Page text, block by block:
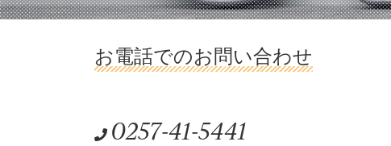
お電話でのお問い合わせ
0257-41-5441